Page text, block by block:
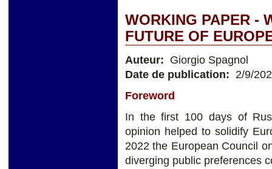
WORKING PAPER -
FUTURE OF
Auteur: Giorgio Spagnol
Date de publication: 2/9/
Foreword
In the first 100 days of
opinion helped to solidify
2022 the European Council
diverging public preferences